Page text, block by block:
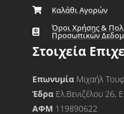
Καλάθι Αγορών
Όροι Χρήσης &
Προσωπικών
Στοιχεία
Επωνυμία Μιχαήλ
Έδρα Ελ.Βενιζέλου 26,
ΑΦΜ 119890622